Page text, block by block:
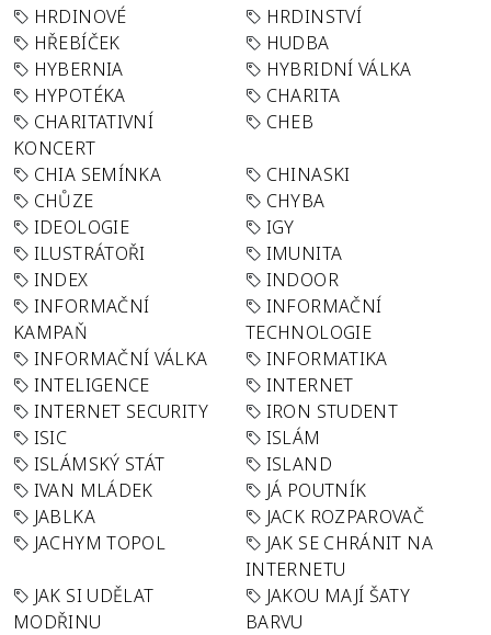
HRDINOVÉ
HRDINSTVÍ
HŘEBÍČEK
HUDBA
HYBERNIA
HYBRIDNÍ VÁLKA
HYPOTÉKA
CHARITA
CHARITATIVNÍ
KONCERT
CHEB
CHIA SEMÍNKA
CHINASKI
CHŮZE
CHYBA
IDEOLOGIE
IGY
ILUSTRÁTOŘI
IMUNITA
INDEX
INDOOR
INFORMAČNÍ
KAMPAŇ
INFORMAČNÍ
TECHNOLOGIE
INFORMAČNÍ VÁLKA
INFORMATIKA
INTELIGENCE
INTERNET
INTERNET SECURITY
IRON STUDENT
ISIC
ISLÁM
ISLÁMSKÝ STÁT
ISLAND
IVAN MLÁDEK
JÁ POUTNÍK
JABLKA
JACK ROZPAROVAČ
JACHYM TOPOL
JAK SE CHRÁNIT NA
INTERNETU
JAK SI UDĚLAT
MODŘINU
JAKOU MAJÍ ŠATY
BARVU